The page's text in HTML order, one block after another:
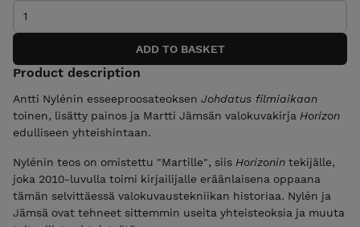
Product description
Antti Nylénin esseeproosateoksen Johdatus filmiaikaan
toinen, lisätty painos ja Martti Jämsän valokuvakirja Horizon
edulliseen yhteishintaan.
Nylénin teos on omistettu "Martille", siis Horizonin tekijälle,
joka 2010-luvulla toimi kirjailijalle eräänlaisena oppaana
tämän selvittäessä valokuvaustekniikan historiaa. Nylén ja
Jämsä ovat tehneet sittemmin useita yhteisteoksia ja muuta